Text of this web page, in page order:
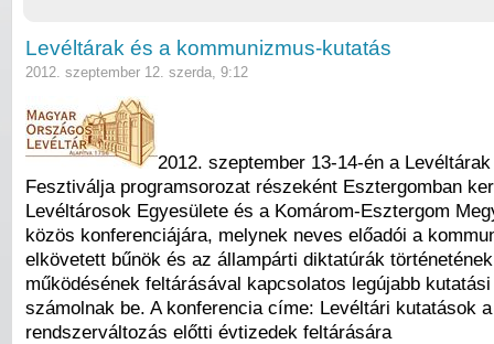
Levéltárak és a kommunizmus-kutatás
2012. szeptember 12. szerda, 9:12
2012. szeptember 13-14-én a
Fesztiválja programsorozat részeként Esztergomban
Levéltárosok Egyesülete és a Komárom-Esztergom
közös konferenciájára, melynek neves előadói a
elkövetett bűnök és az állampárti diktatúrák
működésének feltárásával kapcsolatos legújabb
számolnak be. A konferencia címe: Levéltári kutatások a
rendszerváltozás előtti évtizedek feltárására